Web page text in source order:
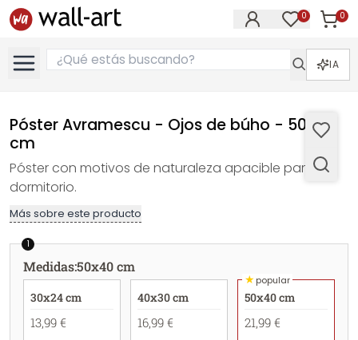
0 0
IA
Póster Avramescu - Ojos de búho - 50x40
cm
Póster con motivos de naturaleza apacible para el
dormitorio.
Más sobre este producto
1
Medidas:50x40 cm
30x24 cm
13,99 €
40x30 cm
16,99 €
★popular
50x40 cm
21,99 €